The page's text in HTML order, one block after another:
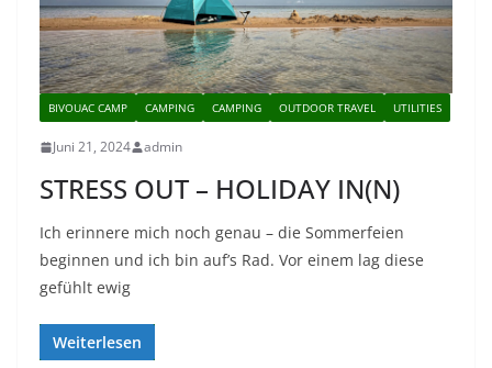
BIVOUAC CAMP CAMPING CAMPING OUTDOOR TRAVEL UTILITIES
Juni 21, 2024 admin
STRESS OUT – HOLIDAY IN(N)
Ich erinnere mich noch genau – die Sommerfeien
beginnen und ich bin auf’s Rad. Vor einem lag diese
gefühlt ewig
Weiterlesen